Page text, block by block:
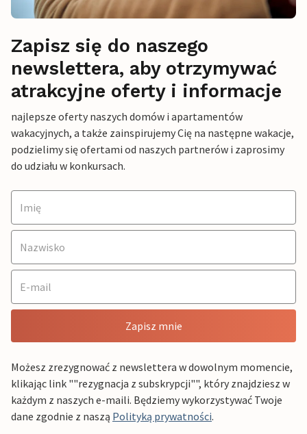
Zapisz się do naszego
newslettera, aby otrzymywać
atrakcyjne oferty i informacje
najlepsze oferty naszych domów i apartamentów
wakacyjnych, a także zainspirujemy Cię na następne wakacje,
podzielimy się ofertami od naszych partnerów i zaprosimy
do udziału w konkursach.
Zapisz mnie
Możesz zrezygnować z newslettera w dowolnym momencie,
klikając link ""rezygnacja z subskrypcji"", który znajdziesz w
każdym z naszych e-maili. Będziemy wykorzystywać Twoje
dane zgodnie z naszą Polityką prywatności.